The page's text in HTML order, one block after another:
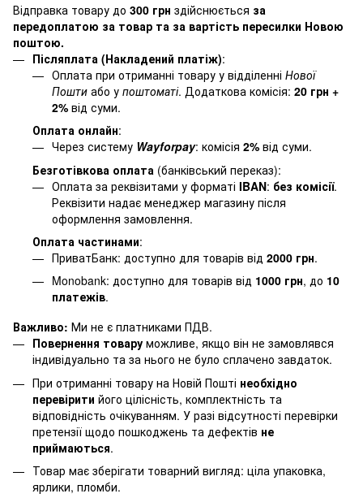
Відправка товару до 300 грн здійснюється за
передоплатою за товар та за вартість пересилки Новою
поштою.
Післяплата (Накладений платіж):
Оплата при отриманні товару у відділенні Нової
Пошти або у поштоматі. Додаткова комісія: 20 грн +
2% від суми.
Оплата онлайн:
Через систему Wayforpay: комісія 2% від суми.
Безготівкова оплата (банківський переказ):
Оплата за реквізитами у форматі IBAN: без комісії.
Реквізити надає менеджер магазину після
оформлення замовлення.
Оплата частинами:
ПриватБанк: доступно для товарів від 2000 грн.
Monobank: доступно для товарів від 1000 грн, до 10
платежів.
Важливо: Ми не є платниками ПДВ.
Повернення товару можливе, якщо він не замовлявся
індивідуально та за нього не було сплачено завдаток.
При отриманні товару на Новій Пошті необхідно
перевірити його цілісність, комплектність та
відповідність очікуванням. У разі відсутності перевірки
претензії щодо пошкоджень та дефектів не
приймаються.
Товар має зберігати товарний вигляд: ціла упаковка,
ярлики, пломби.